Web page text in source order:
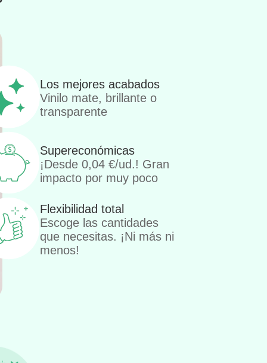
Los mejores acabados
Vinilo mate, brillante o
transparente
Supereconómicas
¡Desde0,04 €/ud.! Gran
impacto por muy poco
Flexibilidad total
Escoge las cantidades
que necesitas. ¡Ni más ni
menos!